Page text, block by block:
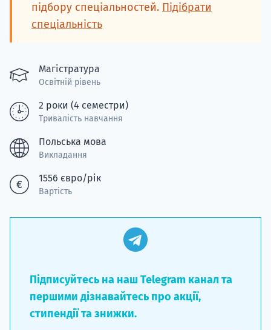
підбору спеціальностей. Підібрати
спеціальність
Магістратура
Освітній рівень
2 роки (4 семестри)
Тривалість навчання
Польська мова
Викладання
1556 євро/рік
Вартість
Підписуйтесь на наш Telegram канал та
першими дізнавайтесь про акції,
стипендії та знижки.